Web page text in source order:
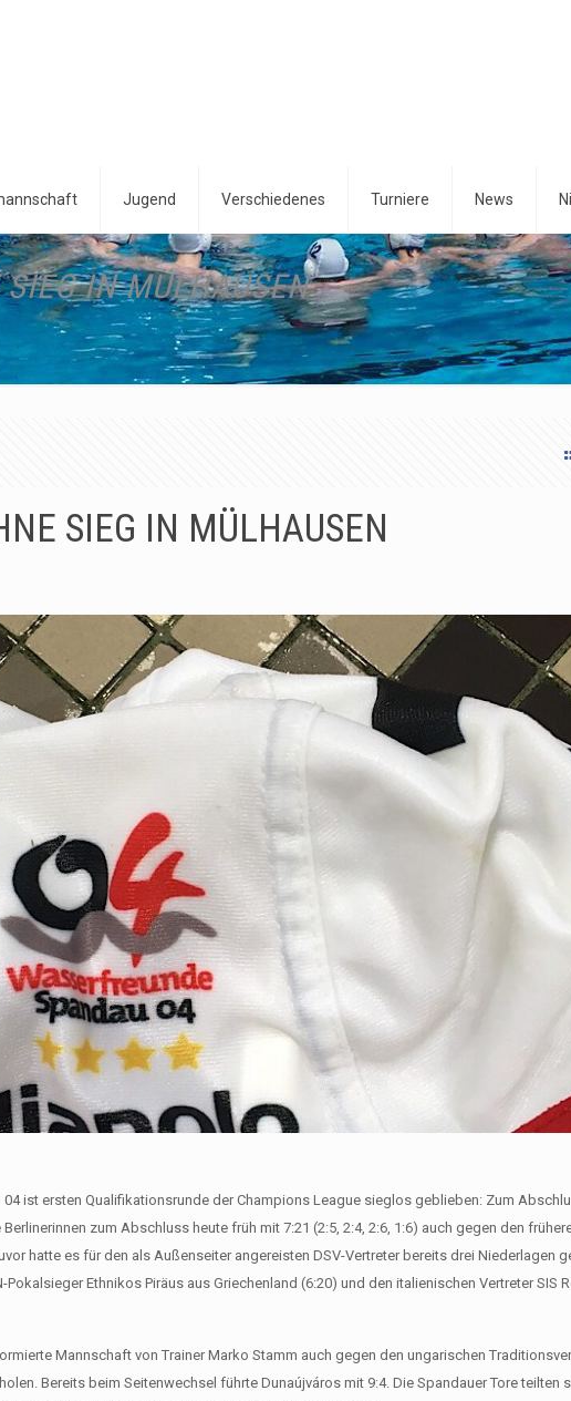
Jugend Verschiedenes Turniere News
IN MÜLHAUSEN
SIEG IN MÜLHAUSEN
ist ersten Qualifikationsrunde der Champions League sieglos geblieben: Zum
zum Abschluss heute früh mit 7:21 (2:5, 2:4, 2:6, 1:6) auch gegen den
hatte es für den als Außenseiter angereisten DSV-Vertreter bereits drei Niederlagen
Ethnikos Piräus aus Griechenland (6:20) und den italienischen Vertreter SIS
Mannschaft von Trainer Marko Stamm auch gegen den ungarischen
Bereits beim Seitenwechsel führte Dunaújváros mit 9:4. Die Spandauer Tore teilten